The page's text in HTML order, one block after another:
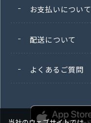
お支払いについて
配送について
よくあるご質問